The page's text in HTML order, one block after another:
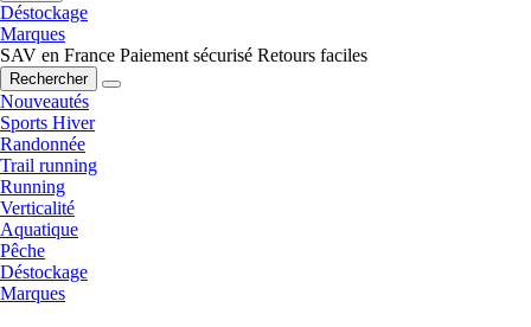
Déstockage
Marques
SAV en France Paiement sécurisé Retours faciles
Rechercher
Nouveautés
Sports Hiver
Randonnée
Trail running
Running
Verticalité
Aquatique
Pêche
Déstockage
Marques